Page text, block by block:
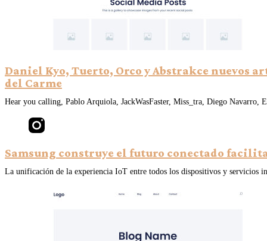
Daniel Kyo, Tuerto, Orco y Abstrakce nuevos
del Carme
Hear you calling, Pablo Arquiola, JackWasFaster, Miss_tra, Diego Navarro,
Samsung construye el futuro conectado
La unificación de la experiencia IoT entre todos los dispositivos y servicios